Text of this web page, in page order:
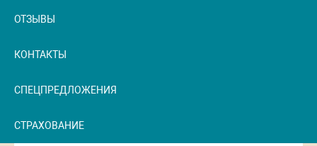
ОТЗЫВЫ
КОНТАКТЫ
СПЕЦПРЕДЛОЖЕНИЯ
СТРАХОВАНИЕ